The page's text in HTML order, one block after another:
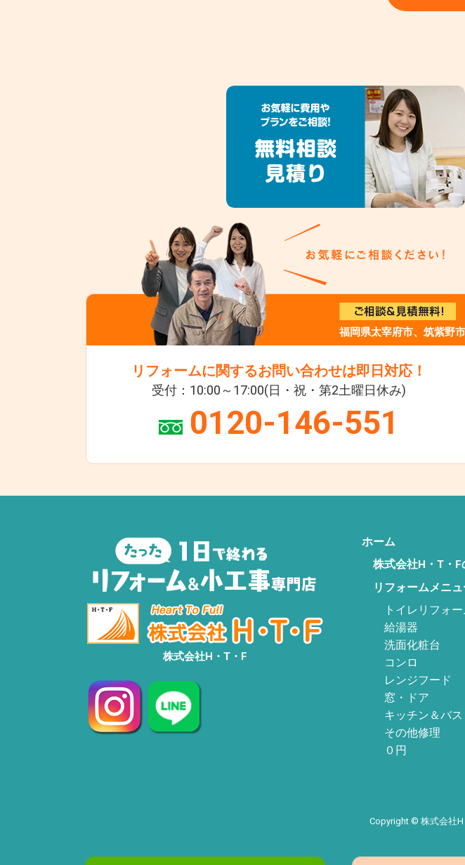
福岡県太宰府市、筑紫野
リフォームに関するお問い合わせは即日対応！
受付：10:00～17:00(日・祝・第2土曜日休み)
0120-146-551
ホーム
株式会社H・T・F
リフォームメニュ
トイレリフォ
給湯器
洗面化粧台
コンロ
レンジフード
窓・ドア
キッチン＆バス
その他修理
０円
株式会社H・T・F
Copyright © 株式会社H